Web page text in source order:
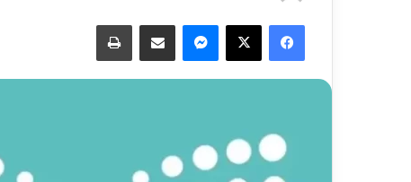
فيسبوك ‫X ماسنجر مشاركة عبر البريد طباعة